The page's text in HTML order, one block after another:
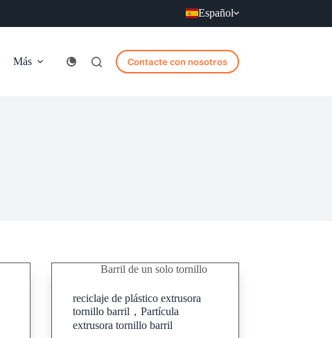
Español
Más Contacte con nosotros
Barril de un solo tornillo
reciclaje de plástico extrusora
tornillo barril，Partícula
extrusora tornillo barril